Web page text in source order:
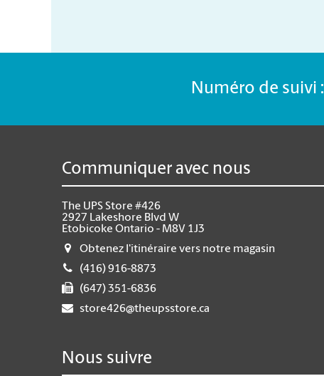
Numéro de suivi :
Communiquer avec nous
The UPS Store #426
2927 Lakeshore Blvd W
Etobicoke Ontario - M8V 1J3
Obtenez l'itinéraire vers notre magasin
(416) 916-8873
(647) 351-6836
store426@theupsstore.ca
Nous suivre